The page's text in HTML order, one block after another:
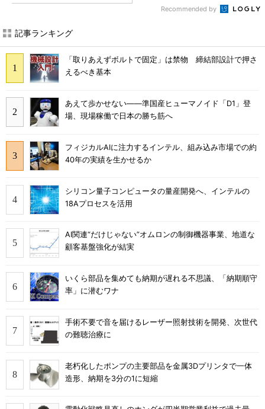
Recommended by
記事ランキング
「取りあえずボルトで固定」は禁物 締結部設計で押さ
えるべき基本
あえて歩かせない――準国産ヒューマノイド「D1」登
場、現場稼働で日本の勝ち筋へ
フィジカルAIに注力するインテル、組み込み市場での約
40年の実績を生かせるか
シリコン量子コンピュータの量産開発へ、インテルの
18Aプロセスを活用
AI関連“だけじゃない”オムロンの制御機器事業、地道な
顧客基盤強化が結実
いくら部品を集めても納期が遅れる不思議、「納期順守
率」に潜むワナ
手術不要で音を届けるレーザー照射技術を開発、次世代
の難聴治療に
老朽化したポンプの主要部品を金属3Dプリンタで一体
造形、納期を3分の1に短縮